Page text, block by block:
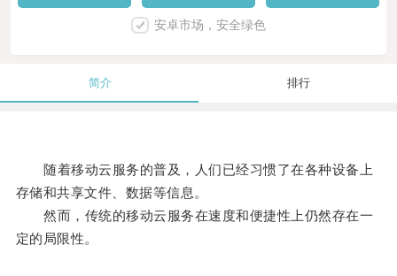
安卓市场，安全绿色
简介 排行
随着移动云服务的普及，人们已经习惯了在各种设备上
存储和共享文件、数据等信息。
然而，传统的移动云服务在速度和便捷性上仍然存在一
定的局限性。